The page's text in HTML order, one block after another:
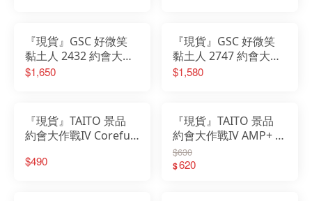
『現貨』GSC 好微笑
黏土人 2432 約會大作
戰 第五季 星宮六喰
$1,650
『現貨』GSC 好微笑
黏土人 2747 約會大作
戰 赤黑新章 白之女王
$1,580
『現貨』TAITO 景品
約會大作戰IV Coreful
ver.
$490
『現貨』TAITO 景品
約會大作戰IV AMP+ 夜
刀神十香 鏖殺公
Sandalphon
$630
$620